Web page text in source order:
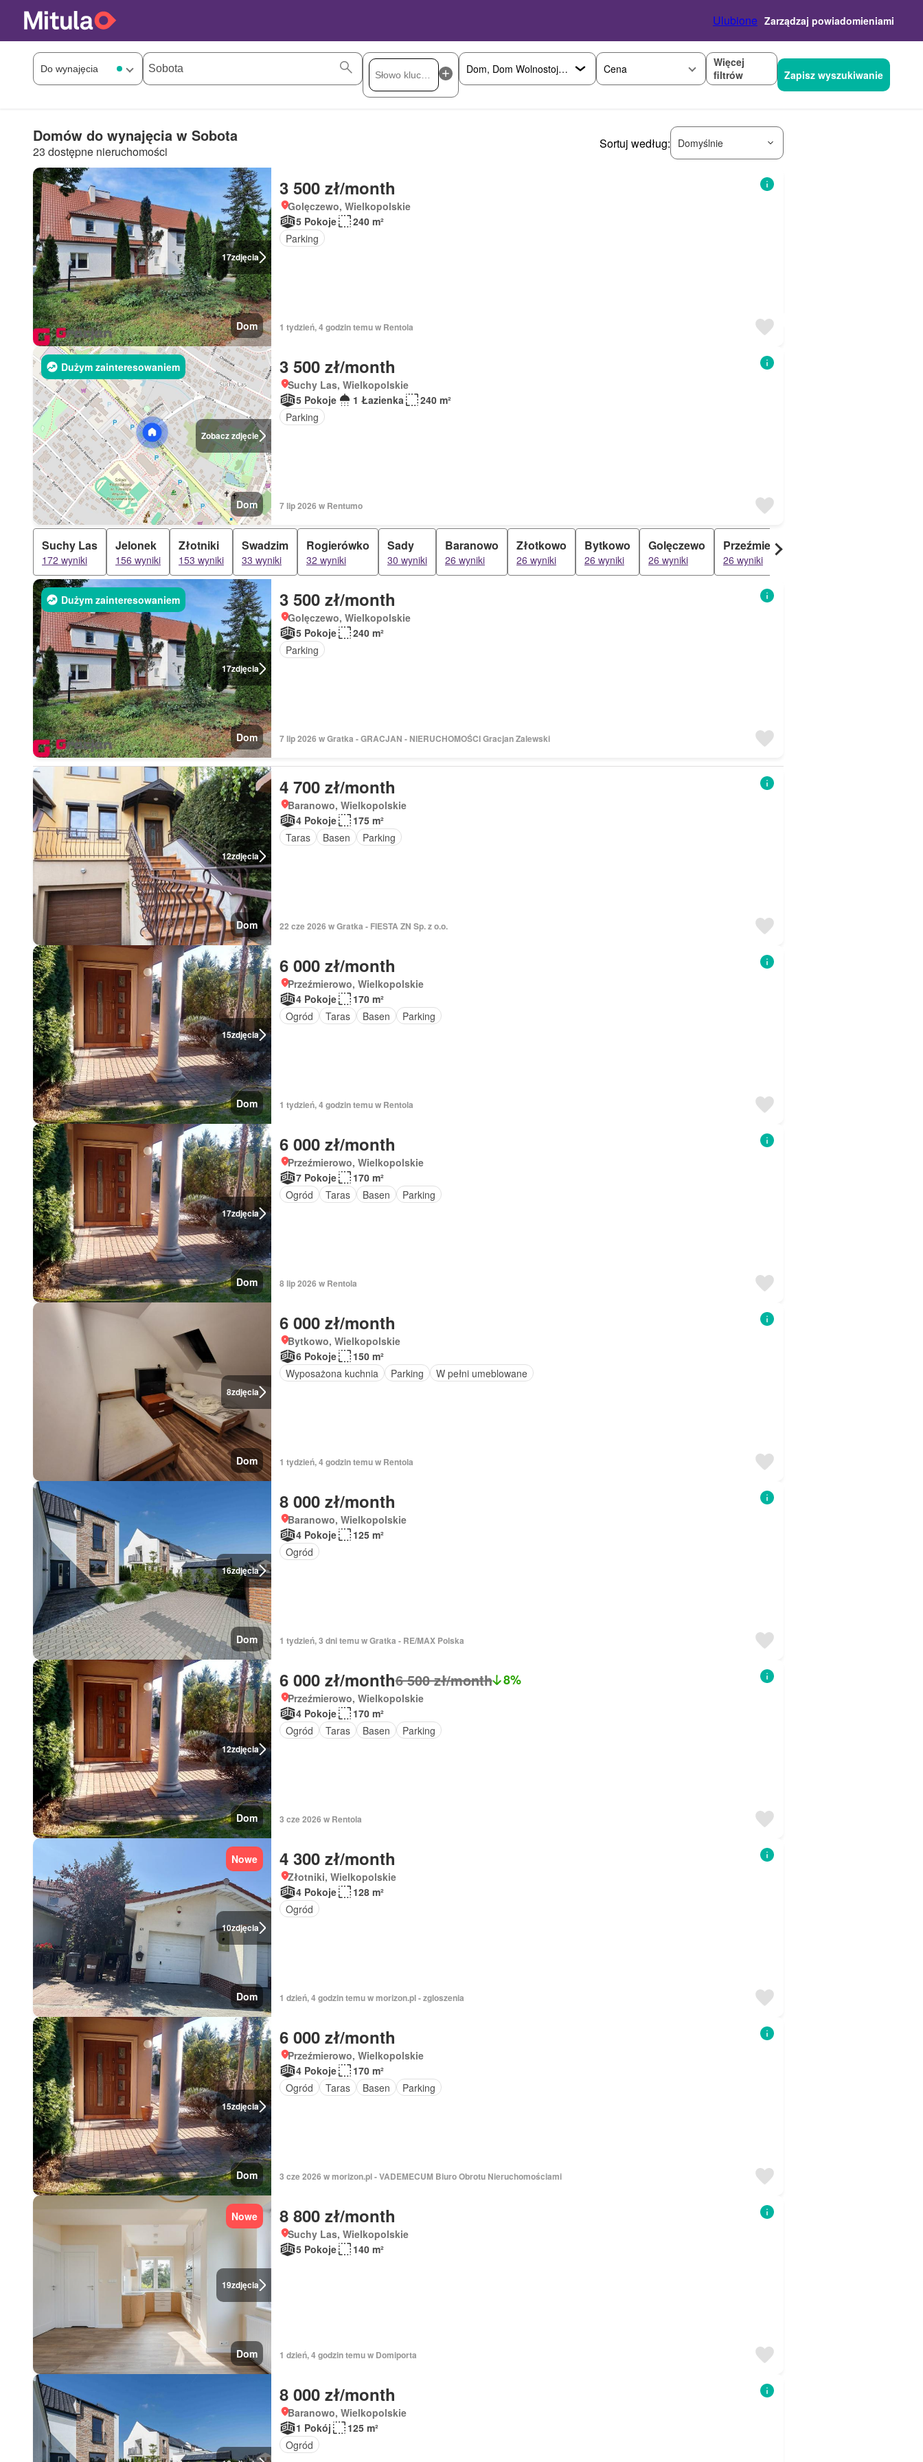
Ulubione Zarządzaj powiadomieniami
Cena
Więcej
filtrów
Zapisz wyszukiwanie
Domów do wynajęcia w Sobota
23 dostępne nieruchomości
Sortuj według: Domyślnie
17zdjęcia
Dom
3 500 zł/month
Golęczewo, Wielkopolskie
5 Pokoje
240 m²
Parking
1 tydzień, 4 godzin temu w Rentola
Zobacz zdjęcie
Dużym zainteresowaniem
Dom
3 500 zł/month
Suchy Las, Wielkopolskie
5 Pokoje
1 Łazienka
240 m²
Parking
7 lip 2026 w Rentumo
Suchy Las
172 wyniki
Jelonek
156 wyniki
Złotniki
153 wyniki
Swadzim
33 wyniki
Rogierówko
32 wyniki
Sady
30 wyniki
Baranowo
26 wyniki
Złotkowo
26 wyniki
Bytkowo
26 wyniki
Golęczewo
26 wyniki
Przeźmierowo
26 wyniki
17zdjęcia
Dużym zainteresowaniem
Dom
3 500 zł/month
Golęczewo, Wielkopolskie
5 Pokoje
240 m²
Parking
7 lip 2026 w Gratka - GRACJAN - NIERUCHOMOŚCI Gracjan Zalewski
12zdjęcia
Dom
4 700 zł/month
Baranowo, Wielkopolskie
4 Pokoje
175 m²
Taras
Basen Parking
22 cze 2026 w Gratka - FIESTA ZN Sp. z o.o.
15zdjęcia
Dom
6 000 zł/month
Przeźmierowo, Wielkopolskie
4 Pokoje
170 m²
Ogród
Taras Basen Parking
1 tydzień, 4 godzin temu w Rentola
17zdjęcia
Dom
6 000 zł/month
Przeźmierowo, Wielkopolskie
7 Pokoje
170 m²
Ogród
Taras Basen Parking
8 lip 2026 w Rentola
8zdjęcia
Dom
6 000 zł/month
Bytkowo, Wielkopolskie
6 Pokoje
150 m²
Wyposażona kuchnia
Parking W pełni umeblowane
1 tydzień, 4 godzin temu w Rentola
16zdjęcia
Dom
8 000 zł/month
Baranowo, Wielkopolskie
4 Pokoje
125 m²
Ogród
1 tydzień, 3 dni temu w Gratka - RE/MAX Polska
12zdjęcia
Dom
6 000 zł/month6 500 zł/month 8%
Przeźmierowo, Wielkopolskie
4 Pokoje
170 m²
Ogród
Taras Basen Parking
3 cze 2026 w Rentola
10zdjęcia
Nowe
Dom
4 300 zł/month
Złotniki, Wielkopolskie
4 Pokoje
128 m²
Ogród
1 dzień, 4 godzin temu w morizon.pl - zgloszenia
15zdjęcia
Dom
6 000 zł/month
Przeźmierowo, Wielkopolskie
4 Pokoje
170 m²
Ogród
Taras Basen Parking
3 cze 2026 w morizon.pl - VADEMECUM Biuro Obrotu Nieruchomościami
19zdjęcia
Nowe
Dom
8 800 zł/month
Suchy Las, Wielkopolskie
5 Pokoje
140 m²
1 dzień, 4 godzin temu w Domiporta
8 000 zł/month
Baranowo, Wielkopolskie
1 Pokój
125 m²
Ogród